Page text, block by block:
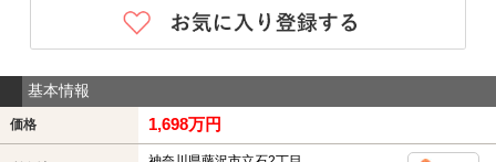
基本情報
価格 1,698万円